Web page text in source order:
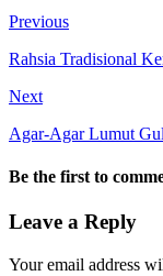
Previous
Rahsia Tradisional
Next
Agar-Agar Lumut
Be the first to
Leave a Reply
Your email address